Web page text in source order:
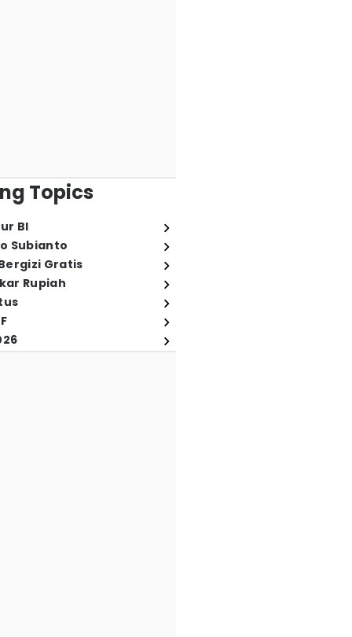
Topics
BI
Subianto
Gratis
Rupiah